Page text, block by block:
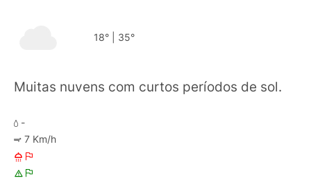
18° 35°
Muitas nuvens com curtos períodos de sol.
-
7 Km/h